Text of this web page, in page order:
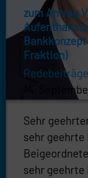
zum Antrag
Fraktion)
Redebeiträge
14.
Sehr
sehr geehrte
sehr geehrte